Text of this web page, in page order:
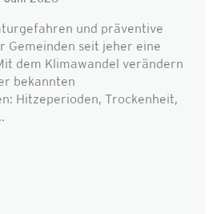
und präventive
Gemeinden seit jeher eine
dem Klimawandel verändern
bekannten
Hitzeperioden, Trockenheit,